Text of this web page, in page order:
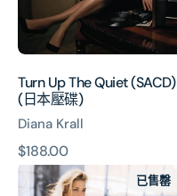
壓
碟)
Turn Up The Quiet (SACD)
(日本壓碟)
Diana Krall
原
價
$188.00
The
Look
已售罄